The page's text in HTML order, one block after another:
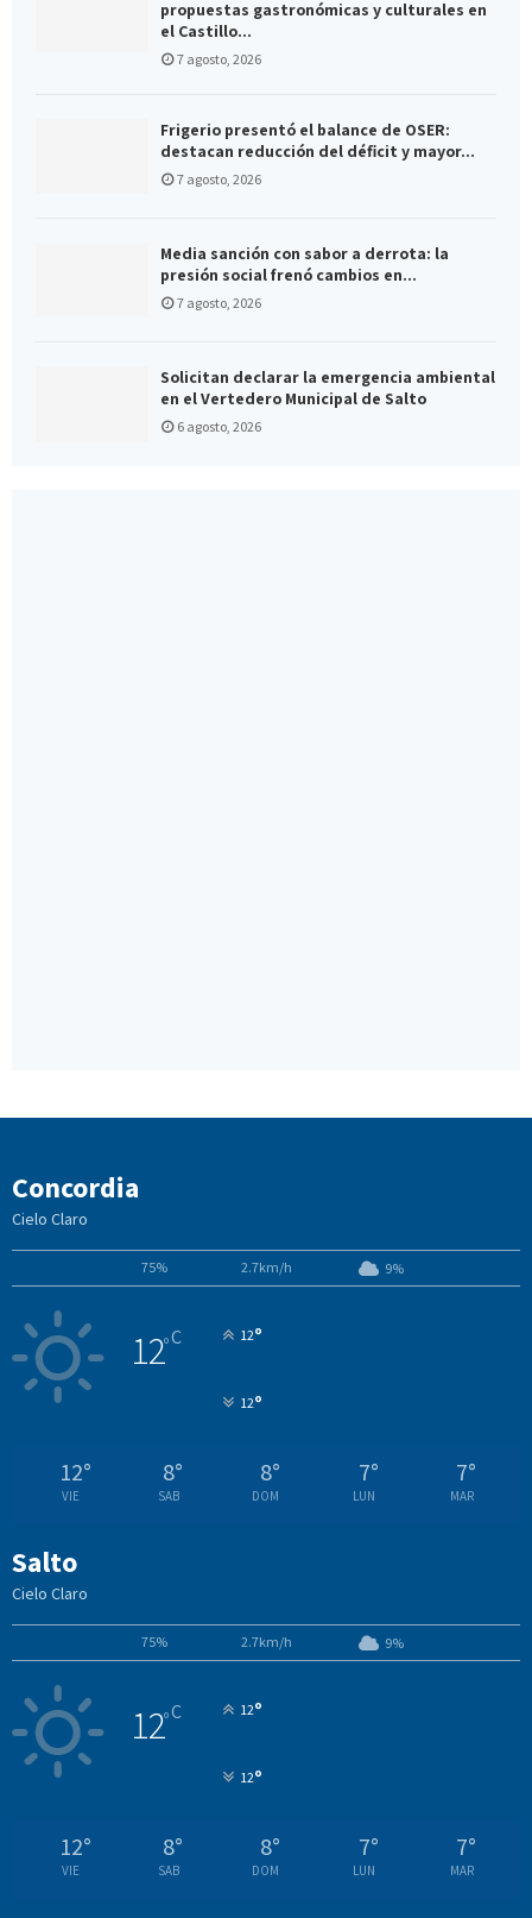
propuestas gastronómicas y culturales en
el Castillo...
7 agosto, 2026
Frigerio presentó el balance de OSER:
destacan reducción del déficit y mayor...
7 agosto, 2026
Media sanción con sabor a derrota: la
presión social frenó cambios en...
7 agosto, 2026
Solicitan declarar la emergencia ambiental
en el Vertedero Municipal de Salto
6 agosto, 2026
Concordia
Cielo Claro
75% 2.7km/h 9%
12°C 12°
12°
12°
VIE
8°
SAB
8°
DOM
7°
LUN
7°
MAR
Salto
Cielo Claro
75% 2.7km/h 9%
12°C 12°
12°
12°
VIE
8°
SAB
8°
DOM
7°
LUN
7°
MAR